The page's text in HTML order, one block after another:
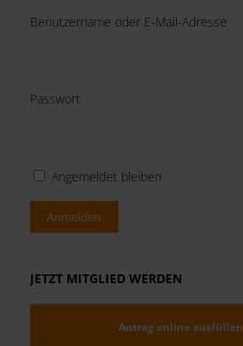
Benutzername oder E-Mail-Adresse
Passwort
Angemeldet bleiben
Anmelden
JETZT MITGLIED WERDEN
Antrag online ausfüllen